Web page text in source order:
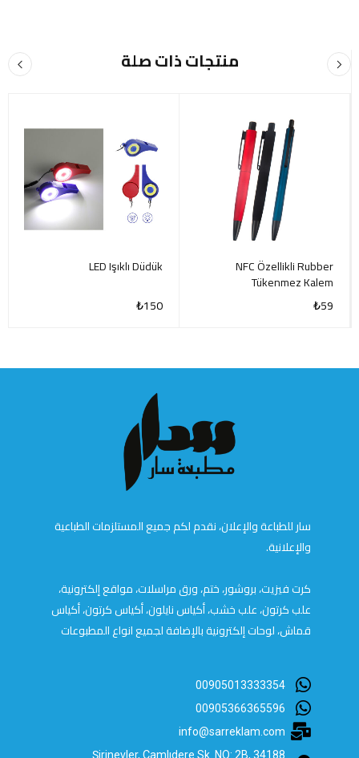
منتجات ذات صلة
NFC Özellikli Rubber
Tükenmez Kalem
₺59
LED Işıklı Düdük
₺150
سار للطباعة والإعلان، نقدم لكم جميع المستلزمات الطباعية
والإعلانية.
كرت فيزيت، بروشور، ختم، ورق مراسلات، مواقع إلكترونية،
علب كرتون، علب خشب، أكياس نايلون، أكياس كرتون، أكياس
قماش، لوحات إلكترونية بالإضافة لجميع انواع المطبوعات
00905013333354
00905366365596
info@sarreklam.com
Şirinevler, Çamlıdere Sk. NO: 2B, 34188